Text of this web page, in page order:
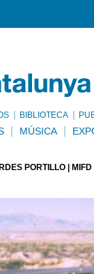
BIBLIOTECA
MÚSICA
PORTILLO | MIFD